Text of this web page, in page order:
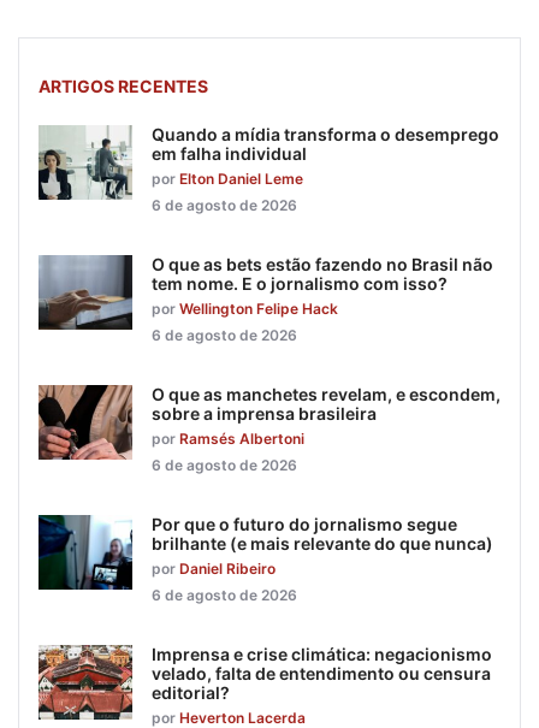
ARTIGOS RECENTES
Quando a mídia transforma o desemprego
em falha individual
por Elton Daniel Leme
6 de agosto de 2026
O que as bets estão fazendo no Brasil não
tem nome. E o jornalismo com isso?
por Wellington Felipe Hack
6 de agosto de 2026
O que as manchetes revelam, e escondem,
sobre a imprensa brasileira
por Ramsés Albertoni
6 de agosto de 2026
Por que o futuro do jornalismo segue
brilhante (e mais relevante do que nunca)
por Daniel Ribeiro
6 de agosto de 2026
Imprensa e crise climática: negacionismo
velado, falta de entendimento ou censura
editorial?
por Heverton Lacerda